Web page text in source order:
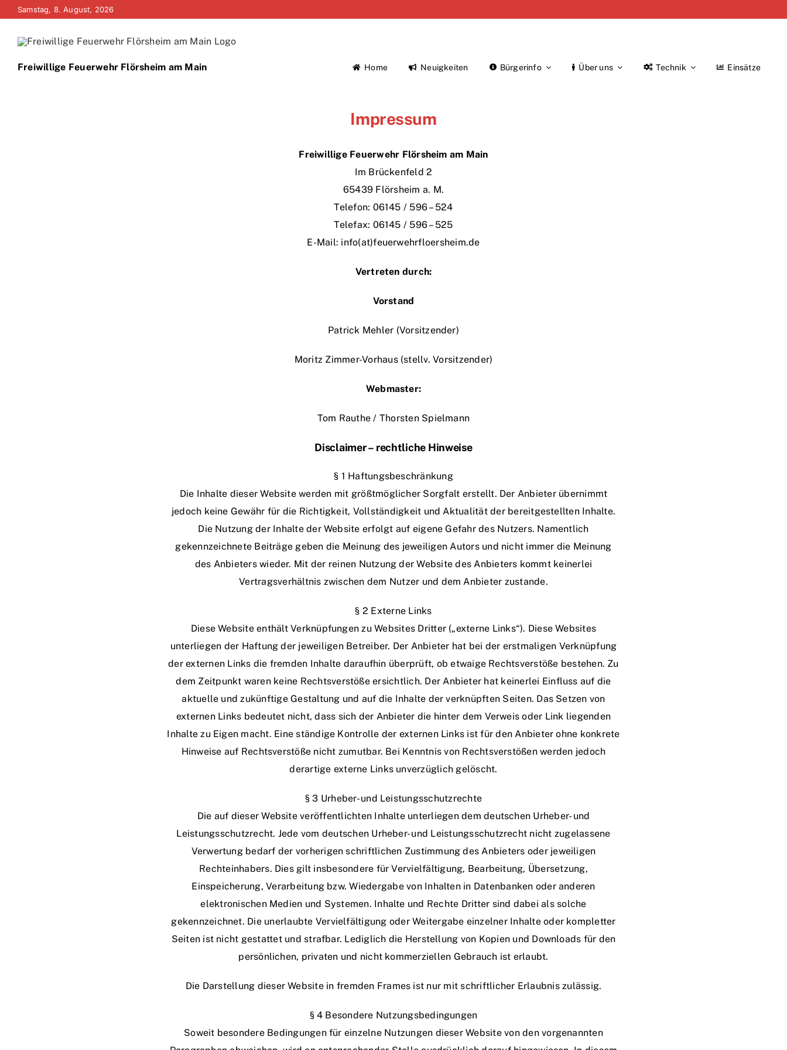
Zum
springen
Samstag, 8. August, 2026
Freiwillige Feuerwehr Flörsheim am Main Home Neuigkeiten Bürgerinfo Über uns Technik Einsätze
Impressum
Freiwillige Feuerwehr Flörsheim am Main
Im Brückenfeld 2
65439 Flörsheim a. M.
Telefon: 06145 / 596 – 524
Telefax: 06145 / 596 – 525
E-Mail: info(at)feuerwehrfloersheim.de
Vertreten durch:
Vorstand
Patrick Mehler (Vorsitzender)
Moritz Zimmer-Vorhaus (stellv. Vorsitzender)
Webmaster:
Tom Rauthe / Thorsten Spielmann
Disclaimer – rechtliche Hinweise
§ 1 Haftungsbeschränkung
Die Inhalte dieser Website werden mit größtmöglicher Sorgfalt erstellt. Der Anbieter übernimmt
jedoch keine Gewähr für die Richtigkeit, Vollständigkeit und Aktualität der bereitgestellten Inhalte.
Die Nutzung der Inhalte der Website erfolgt auf eigene Gefahr des Nutzers. Namentlich
gekennzeichnete Beiträge geben die Meinung des jeweiligen Autors und nicht immer die Meinung
des Anbieters wieder. Mit der reinen Nutzung der Website des Anbieters kommt keinerlei
Vertragsverhältnis zwischen dem Nutzer und dem Anbieter zustande.
§ 2 Externe Links
Diese Website enthält Verknüpfungen zu Websites Dritter („externe Links“). Diese Websites
unterliegen der Haftung der jeweiligen Betreiber. Der Anbieter hat bei der erstmaligen Verknüpfung
der externen Links die fremden Inhalte daraufhin überprüft, ob etwaige Rechtsverstöße bestehen. Zu
dem Zeitpunkt waren keine Rechtsverstöße ersichtlich. Der Anbieter hat keinerlei Einfluss auf die
aktuelle und zukünftige Gestaltung und auf die Inhalte der verknüpften Seiten. Das Setzen von
externen Links bedeutet nicht, dass sich der Anbieter die hinter dem Verweis oder Link liegenden
Inhalte zu Eigen macht. Eine ständige Kontrolle der externen Links ist für den Anbieter ohne konkrete
Hinweise auf Rechtsverstöße nicht zumutbar. Bei Kenntnis von Rechtsverstößen werden jedoch
derartige externe Links unverzüglich gelöscht.
§ 3 Urheber- und Leistungsschutzrechte
Die auf dieser Website veröffentlichten Inhalte unterliegen dem deutschen Urheber- und
Leistungsschutzrecht. Jede vom deutschen Urheber- und Leistungsschutzrecht nicht zugelassene
Verwertung bedarf der vorherigen schriftlichen Zustimmung des Anbieters oder jeweiligen
Rechteinhabers. Dies gilt insbesondere für Vervielfältigung, Bearbeitung, Übersetzung,
Einspeicherung, Verarbeitung bzw. Wiedergabe von Inhalten in Datenbanken oder anderen
elektronischen Medien und Systemen. Inhalte und Rechte Dritter sind dabei als solche
gekennzeichnet. Die unerlaubte Vervielfältigung oder Weitergabe einzelner Inhalte oder kompletter
Seiten ist nicht gestattet und strafbar. Lediglich die Herstellung von Kopien und Downloads für den
persönlichen, privaten und nicht kommerziellen Gebrauch ist erlaubt.
Die Darstellung dieser Website in fremden Frames ist nur mit schriftlicher Erlaubnis zulässig.
§ 4 Besondere Nutzungsbedingungen
Soweit besondere Bedingungen für einzelne Nutzungen dieser Website von den vorgenannten